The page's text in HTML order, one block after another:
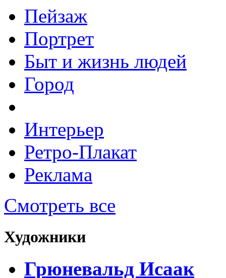
Пейзаж
Портрет
Быт и жизнь людей
Город
Интерьер
Ретро-Плакат
Реклама
Смотреть все
Художники
Грюневальд Исаак